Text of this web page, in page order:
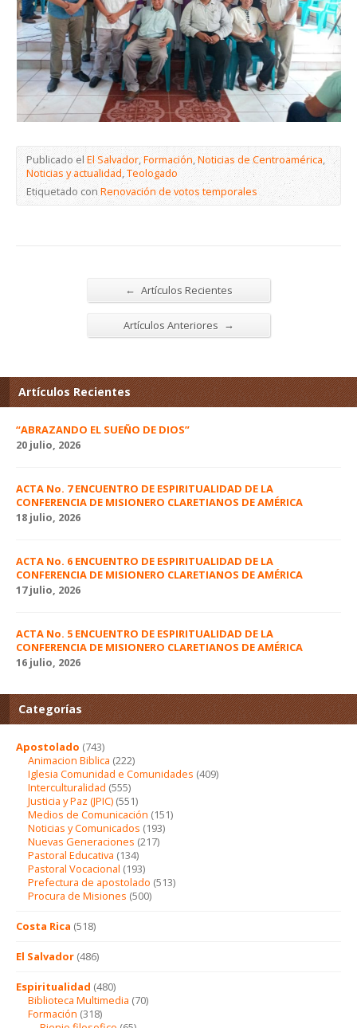
Publicado el El Salvador,Formación,Noticias de Centroamérica,
Noticias y actualidad,Teologado
Etiquetado conRenovación de votos temporales
← Artículos Recientes
Artículos Anteriores →
Artículos Recientes
“ABRAZANDO EL SUEÑO DE DIOS”
20 julio, 2026
ACTA No. 7 ENCUENTRO DE ESPIRITUALIDAD DE LA
CONFERENCIA DE MISIONERO CLARETIANOS DE AMÉRICA
18 julio, 2026
ACTA No. 6 ENCUENTRO DE ESPIRITUALIDAD DE LA
CONFERENCIA DE MISIONERO CLARETIANOS DE AMÉRICA
17 julio, 2026
ACTA No. 5 ENCUENTRO DE ESPIRITUALIDAD DE LA
CONFERENCIA DE MISIONERO CLARETIANOS DE AMÉRICA
16 julio, 2026
Categorías
Apostolado (743)
Animacion Biblica (222)
Iglesia Comunidad e Comunidades (409)
Interculturalidad (555)
Justicia y Paz (JPIC) (551)
Medios de Comunicación (151)
Noticias y Comunicados (193)
Nuevas Generaciones (217)
Pastoral Educativa (134)
Pastoral Vocacional (193)
Prefectura de apostolado (513)
Procura de Misiones (500)
Costa Rica (518)
El Salvador (486)
Espiritualidad (480)
Biblioteca Multimedia (70)
Formación (318)